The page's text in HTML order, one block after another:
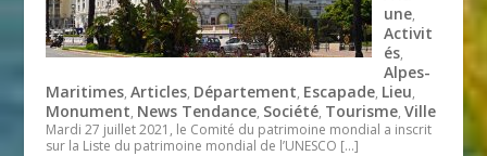
une,
Activit
és,
Alpes-
Maritimes,Articles, Département, Escapade, Lieu,
Monument, News Tendance, Société, Tourisme,Ville
Mardi 27 juillet 2021, le Comité du patrimoine mondial a inscrit
sur la Liste du patrimoine mondial de l’UNESCO […]